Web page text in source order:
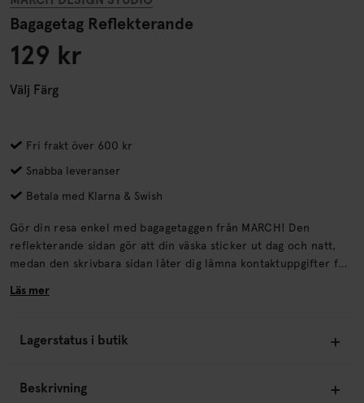
Bagagetag Reflekterande
129 kr
Välj Färg
Fri frakt över 600 kr
Snabba leveranser
Betala med Klarna & Swish
Gör din resa enkel med bagagetaggen från MARCH! Den
reflekterande sidan gör att din väska sticker ut dag och natt,
medan den skrivbara sidan låter dig lämna kontaktuppgifter för
vänner frågar vad det är, säg bara att det är för god lycka!.
Läs mer
Lagerstatus i butik
Beskrivning